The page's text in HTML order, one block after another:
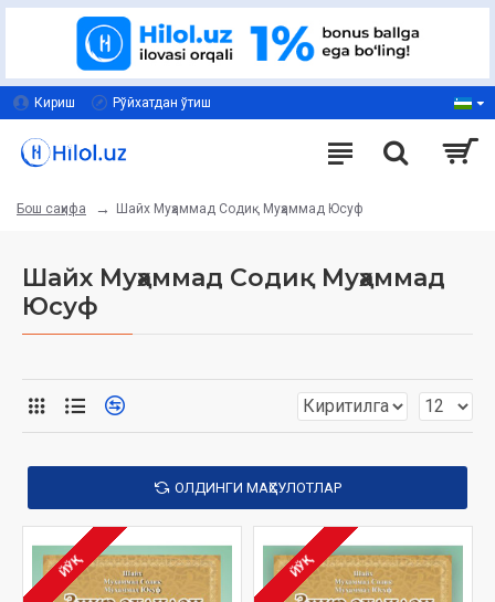
Кириш Рўйхатдан ўтиш
Бош саҳифа Шайх Муҳаммад Содиқ Муҳаммад Юсуф
Шайх Муҳаммад Содиқ Муҳаммад
Юсуф
ОЛДИНГИ МАҲСУЛОТЛАР
ЙЎҚ ЙЎҚ